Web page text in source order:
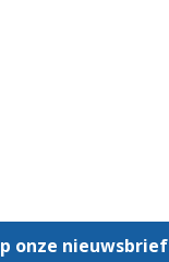
onze nieuwsbrief